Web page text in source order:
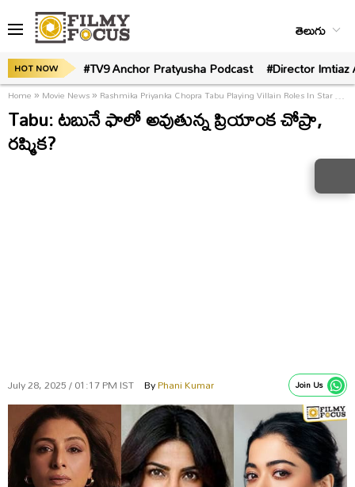
తెలుగు
HOT NOW #TV9 Anchor Pratyusha Podcast #Director
Home» Movie News» Rashmika Priyanka Chopra Tabu Playing Villain Roles In Star Heroes Films
Tabu: టబునే ఫాలో అవుతున్న ప్రియాంక చోప్రా,
రష్మిక?
July 28, 2025 / 01:17 PM IST ByPhani Kumar Join Us